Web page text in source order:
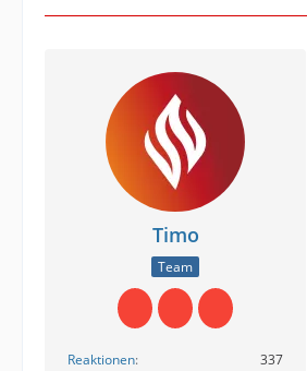
Timo
Team
Reaktionen
337